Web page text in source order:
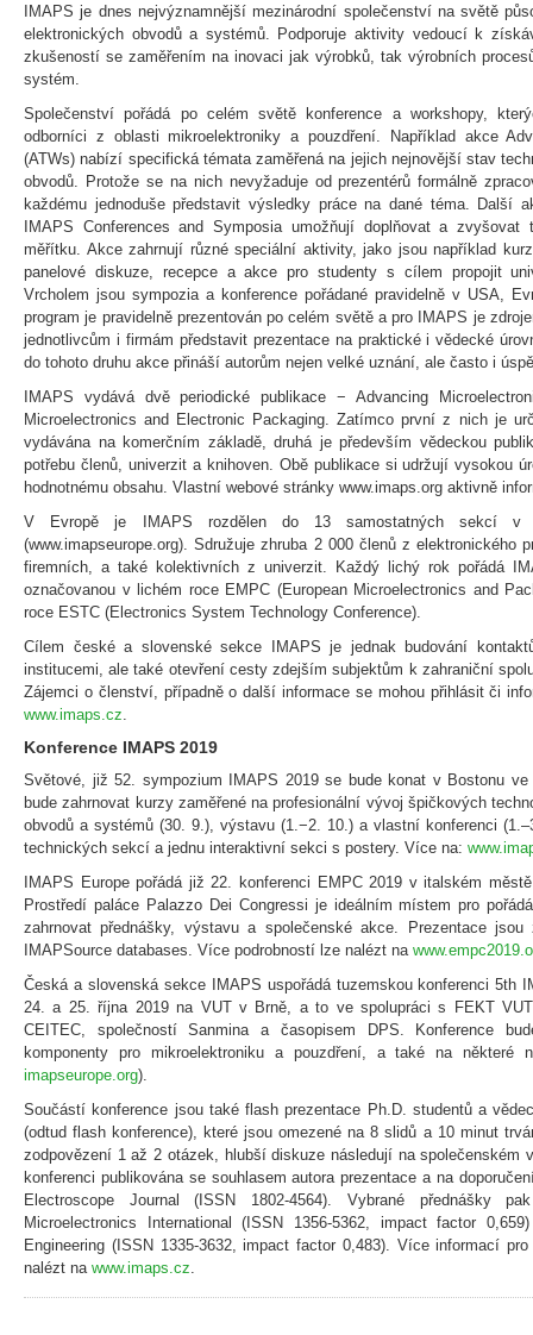
IMAPS je dnes nejvýznamnější mezinárodní společenství na světě
elektronických obvodů a systémů. Podporuje aktivity vedoucí k
zkušeností se zaměřením na inovaci jak výrobků, tak výrobních
systém.
Společenství pořádá po celém světě konference a workshopy,
odborníci z oblasti mikroelektroniky a pouzdření. Například akce
(ATWs) nabízí specifická témata zaměřená na jejich nejnovější stav
obvodů. Protože se na nich nevyžaduje od prezentérů formálně
každému jednoduše představit výsledky práce na dané téma. Další
IMAPS Conferences and Symposia umožňují doplňovat a
měřítku. Akce zahrnují různé speciální aktivity, jako jsou například
panelové diskuze, recepce a akce pro studenty s cílem propojit
Vrcholem jsou sympozia a konference pořádané pravidelně v USA,
program je pravidelně prezentován po celém světě a pro IMAPS je
jednotlivcům i firmám představit prezentace na praktické i vědecké
do tohoto druhu akce přináší autorům nejen velké uznání, ale často i
IMAPS vydává dvě periodické publikace − Advancing
Microelectronics and Electronic Packaging. Zatímco první z nich je
vydávána na komerčním základě, druhá je především vědeckou
potřebu členů, univerzit a knihoven. Obě publikace si udržují vysokou
hodnotnému obsahu. Vlastní webové stránky www.imaps.org aktivně
V Evropě je IMAPS rozdělen do 13 samostatných sekcí v
(www.imapseurope.org). Sdružuje zhruba 2 000 členů z elektronického
firemních, a také kolektivních z univerzit. Každý lichý rok pořádá
označovanou v lichém roce EMPC (European Microelectronics and
roce ESTC (Electronics System Technology Conference).
Cílem české a slovenské sekce IMAPS je jednak budování
institucemi, ale také otevření cesty zdejším subjektům k zahraniční
Zájemci o členství, případně o další informace se mohou přihlásit či
www.imaps.cz
Konference IMAPS 2019
Světové, již 52. sympozium IMAPS 2019 se bude konat v Bostonu
bude zahrnovat kurzy zaměřené na profesionální vývoj špičkových
obvodů a systémů (30. 9.), výstavu (1.−2. 10.) a vlastní konferenci
technických sekcí a jednu interaktivní sekci s postery. Více na:
IMAPS Europe pořádá již 22. konferenci EMPC 2019 v italském
Prostředí paláce Palazzo Dei Congressi je ideálním místem pro
zahrnovat přednášky, výstavu a společenské akce. Prezentace
IMAPSource databases. Více podrobností lze nalézt na
Česká a slovenská sekce IMAPS uspořádá tuzemskou konferenci 5th
24. a 25. října 2019 na VUT v Brně, a to ve spolupráci s FEKT
CEITEC, společností Sanmina a časopisem DPS. Konference
komponenty pro mikroelektroniku a pouzdření, a také na některé
imapseurope.org).
Součástí konference jsou také flash prezentace Ph.D. studentů a
(odtud flash konference), které jsou omezené na 8 slidů a 10 minut
zodpovězení 1 až 2 otázek, hlubší diskuze následují na společenském
konferenci publikována se souhlasem autora prezentace a na
Electroscope Journal (ISSN 1802-4564). Vybrané přednášky
Microelectronics International (ISSN 1356-5362, impact factor
Engineering (ISSN 1335-3632, impact factor 0,483). Více informací
nalézt na www.imaps.cz